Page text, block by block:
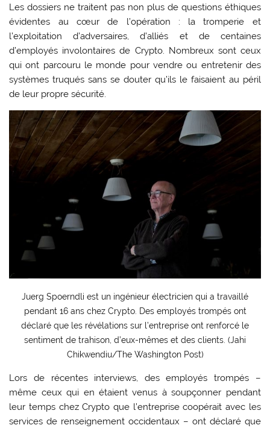
Les dossiers ne traitent pas non plus de questions éthiques
évidentes au cœur de l’opération : la tromperie et
l’exploitation d’adversaires, d’alliés et de centaines
d’employés involontaires de Crypto. Nombreux sont ceux
qui ont parcouru le monde pour vendre ou entretenir des
systèmes truqués sans se douter qu’ils le faisaient au péril
de leur propre sécurité.
Juerg Spoerndli est un ingénieur électricien qui a travaillé
pendant 16 ans chez Crypto. Des employés trompés ont
déclaré que les révélations sur l’entreprise ont renforcé le
sentiment de trahison, d’eux-mêmes et des clients. (Jahi
Chikwendiu/The Washington Post)
Lors de récentes interviews, des employés trompés –
même ceux qui en étaient venus à soupçonner pendant
leur temps chez Crypto que l’entreprise coopérait avec les
services de renseignement occidentaux – ont déclaré que